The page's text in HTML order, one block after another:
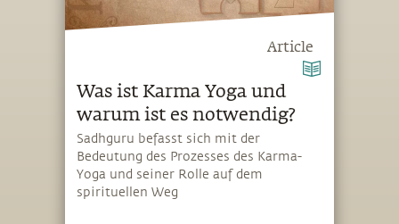
Article
Was ist Karma Yoga und
warum ist es notwendig?
Sadhguru befasst sich mit der
Bedeutung des Prozesses des Karma-
Yoga und seiner Rolle auf dem
spirituellen Weg